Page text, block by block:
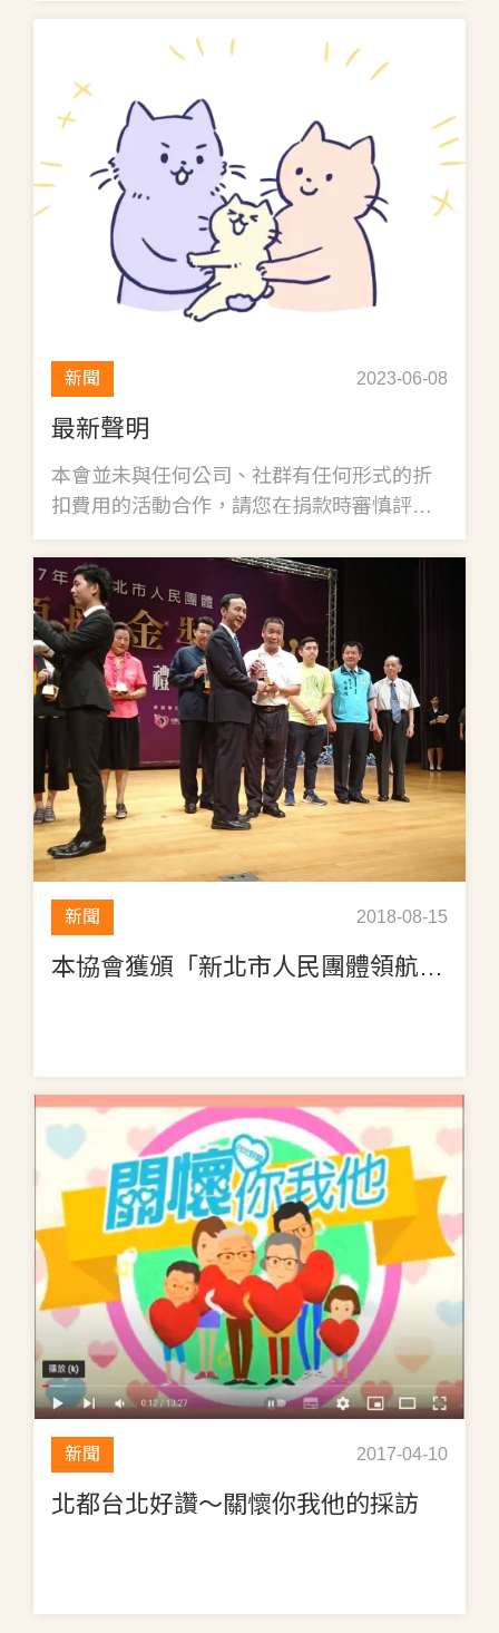
新聞 2023-06-08
最新聲明
本會並未與任何公司、社群有任何形式的折
扣費用的活動合作，請您在捐款時審慎評估
其合理與合法性，以免您的權益受損。
新聞 2018-08-15
本協會獲頒「新北市人民團體領航銀獎」
新聞 2017-04-10
北都台北好讚～關懷你我他的採訪